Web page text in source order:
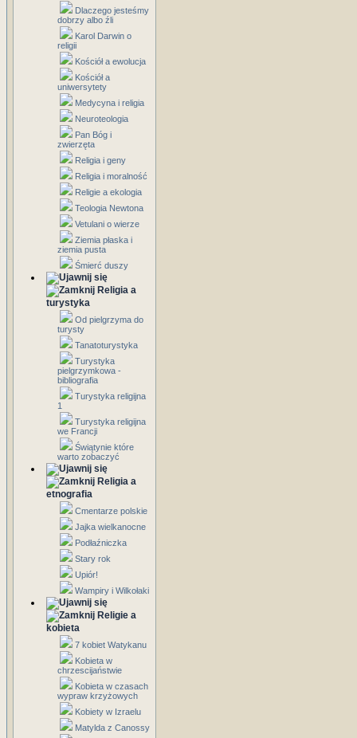
Dlaczego jesteśmy
dobrzy albo źli
Karol Darwin o
religii
Kościół a ewolucja
Kościół a
uniwersytety
Medycyna i religia
Neuroteologia
Pan Bóg i
zwierzęta
Religia i geny
Religia i moralność
Religie a ekologia
Teologia Newtona
Vetulani o wierze
Ziemia płaska i
ziemia pusta
Śmierć duszy
Religia a
turystyka
Od pielgrzyma do
turysty
Tanatoturystyka
Turystyka
pielgrzymkowa -
bibliografia
Turystyka religijna
1
Turystyka religijna
we Francji
Świątynie które
warto zobaczyć
Religia a
etnografia
Cmentarze polskie
Jajka wielkanocne
Podłaźniczka
Stary rok
Upiór!
Wampiry i Wilkołaki
Religie a
kobieta
7 kobiet Watykanu
Kobieta w
chrzescijaństwie
Kobieta w czasach
wypraw krzyżowych
Kobiety w Izraelu
Matylda z Canossy